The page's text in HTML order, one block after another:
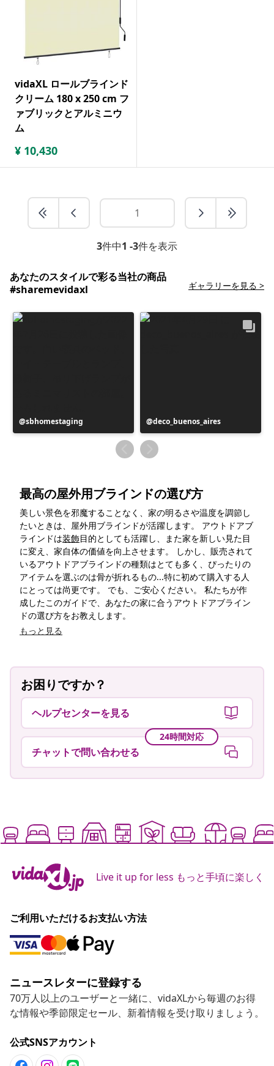
vidaXL ロールブラインド
クリーム 180 x 250 cm フ
ァブリックとアルミニウ
ム
¥ 10,430
3件中1 -3件を表示
あなたのスタイルで彩る当社の商品
#sharemevidaxl
ギャラリーを見る >
投
稿
sbhomestaging
投
稿
者
deco_buenos_aires
最高の屋外用ブラインドの選び方
美しい景色を邪魔することなく、家の明るさや温度を調節し
たいときは、屋外用ブラインドが活躍します。 アウトドアブ
ラインドは装飾目的としても活躍し、また家を新しい見た目
に変え、家自体の価値を向上させます。 しかし、販売されて
いるアウトドアブラインドの種類はとても多く、ぴったりの
アイテムを選ぶのは骨が折れるもの...特に初めて購入する人
にとっては尚更です。 でも、ご安心ください。 私たちが作
成したこのガイドで、あなたの家に合うアウトドアブライン
ドの選び方をお教えします。
もっと見る
お困りですか？
ヘルプセンターを見る
24時間対応
チャットで問い合わせる
Live it up for less もっと手頃に楽しく
ご利用いただけるお支払い方法
ニュースレターに登録する
70万人以上のユーザーと一緒に、vidaXLから毎週のお得
な情報や季節限定セール、新着情報を受け取りましょう。
公式SNSアカウント